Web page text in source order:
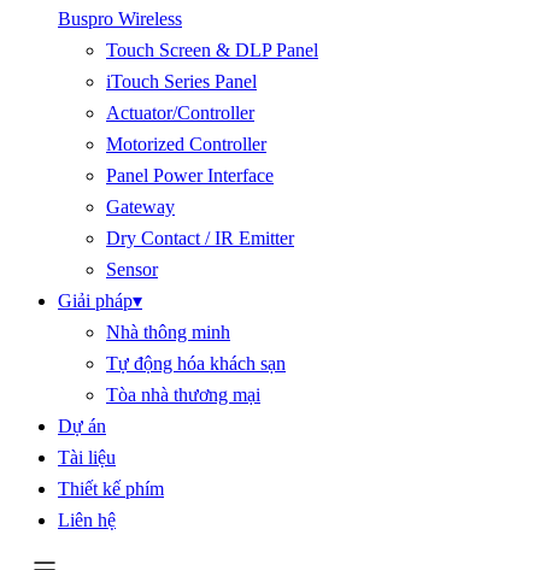
Buspro Wireless
Touch Screen & DLP Panel
iTouch Series Panel
Actuator/Controller
Motorized Controller
Panel Power Interface
Gateway
Dry Contact / IR Emitter
Sensor
Giải pháp▾
Nhà thông minh
Tự động hóa khách sạn
Tòa nhà thương mại
Dự án
Tài liệu
Thiết kế phím
Liên hệ